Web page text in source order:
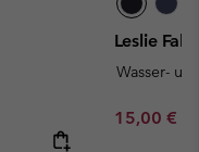
Leslie
Wasser-
Minimum
15,00 €